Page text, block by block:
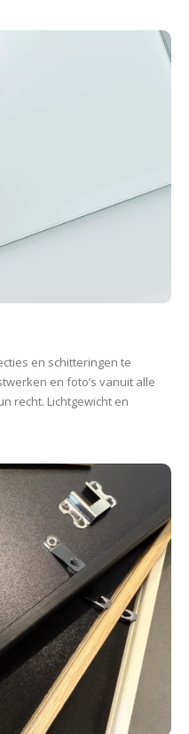
en schitteringen te
en foto’s vanuit alle
recht. Lichtgewicht en